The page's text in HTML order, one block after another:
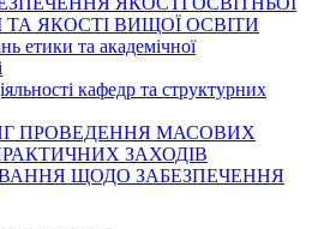
ТА ЯКОСТІ ВИЩОЇ ОСВІТИ
етики та академічної
кафедр та структурних
ПРОВЕДЕННЯ МАСОВИХ
ЗАХОДІВ
ЩОДО ЗАБЕЗПЕЧЕННЯ